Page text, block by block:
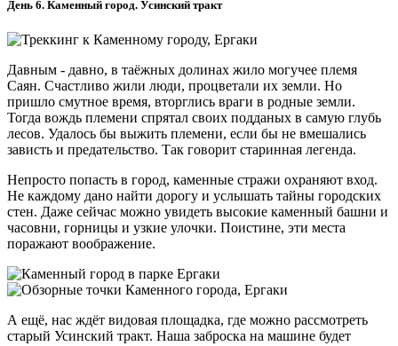
День 6. Каменный город. Усинский тракт
Давным - давно, в таёжных долинах жило могучее племя
Саян. Счастливо жили люди, процветали их земли. Но
пришло смутное время, вторглись враги в родные земли.
Тогда вождь племени спрятал своих подданых в самую глубь
лесов. Удалось бы выжить племени, если бы не вмешались
зависть и предательство. Так говорит старинная легенда.
Непросто попасть в город, каменные стражи охраняют вход.
Не каждому дано найти дорогу и услышать тайны городских
стен. Даже сейчас можно увидеть высокие каменный башни и
часовни, горницы и узкие улочки. Поистине, эти места
поражают воображение.
А ещё, нас ждёт видовая площадка, где можно рассмотреть
старый Усинский тракт. Наша заброска на машине будет